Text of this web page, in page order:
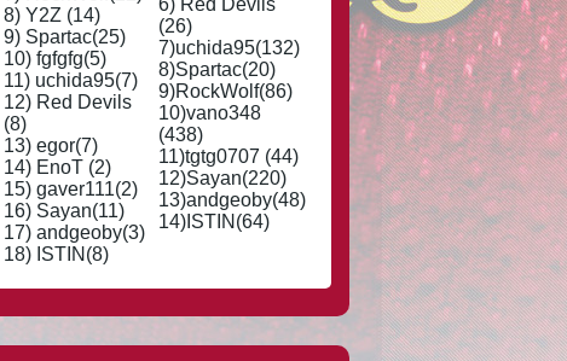
8) Y2Z (14)
9) Spartac(25)
10) fgfgfg(5)
11) uchida95(7)
12) Red Devils
(8)
13) egor(7)
14) EnoT (2)
15) gaver111(2)
16) Sayan(11)
17) andgeoby(3)
18) ISTIN(8)
6) Red Devils
(26)
7)uchida95(132)
8)Spartac(20)
9)RockWolf(86)
10)vano348
(438)
11)tgtg0707 (44)
12)Sayan(220)
13)andgeoby(48)
14)ISTIN(64)